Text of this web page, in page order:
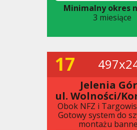
Minimalny okres
3 miesiące
17
Jelenia
ul. Wolności/
Obok NFZ i
Gotowy system do
montażu